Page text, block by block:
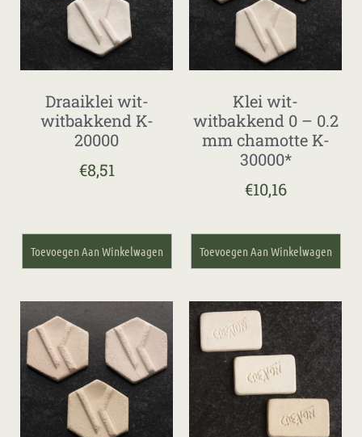
Draaiklei wit-
witbakkend K-
20000
€8,51
Toevoegen Aan Winkelwagen
Klei wit-
witbakkend 0 – 0.2
mm chamotte K-
30000*
€10,16
Toevoegen Aan Winkelwagen